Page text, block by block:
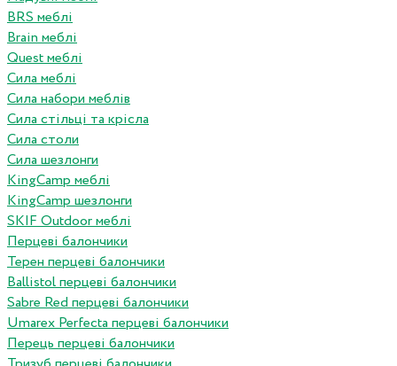
BRS меблі
Brain меблі
Quest меблі
Сила меблі
Сила набори меблів
Сила стільці та крісла
Сила столи
Сила шезлонги
KingCamp меблі
KingCamp шезлонги
SKIF Outdoor меблі
Перцеві балончики
Терен перцеві балончики
Ballistol перцеві балончики
Sabre Red перцеві балончики
Umarex Perfecta перцеві балончики
Перець перцеві балончики